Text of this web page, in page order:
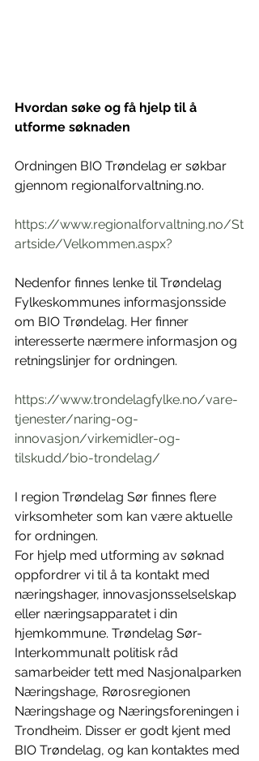
Hvordan søke og få hjelp til å
utforme søknaden
Ordningen BIO Trøndelag er søkbar
gjennom regionalforvaltning.no.
https://www.regionalforvaltning.no/St
artside/Velkommen.aspx?
Nedenfor finnes lenke til Trøndelag
Fylkeskommunes informasjonsside
om BIO Trøndelag. Her finner
interesserte nærmere informasjon og
retningslinjer for ordningen.
https://www.trondelagfylke.no/vare-
tjenester/naring-og-
innovasjon/virkemidler-og-
tilskudd/bio-trondelag/
I region Trøndelag Sør finnes flere
virksomheter som kan være aktuelle
for ordningen.
For hjelp med utforming av søknad
oppfordrer vi til å ta kontakt med
næringshager, innovasjonsselselskap
eller næringsapparatet i din
hjemkommune. Trøndelag Sør-
Interkommunalt politisk råd
samarbeider tett med Nasjonalparken
Næringshage, Rørosregionen
Næringshage og Næringsforeningen i
Trondheim. Disser er godt kjent med
BIO Trøndelag, og kan kontaktes med